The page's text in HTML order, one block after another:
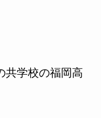
共学校の福岡高